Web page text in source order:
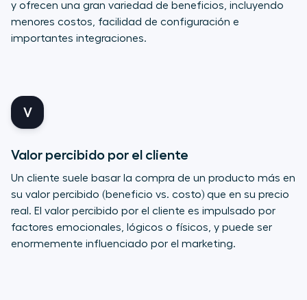
y ofrecen una gran variedad de beneficios, incluyendo
menores costos, facilidad de configuración e
importantes integraciones.
V
Valor percibido por el cliente
Un cliente suele basar la compra de un producto más en
su valor percibido (beneficio vs. costo) que en su precio
real. El valor percibido por el cliente es impulsado por
factores emocionales, lógicos o físicos, y puede ser
enormemente influenciado por el marketing.